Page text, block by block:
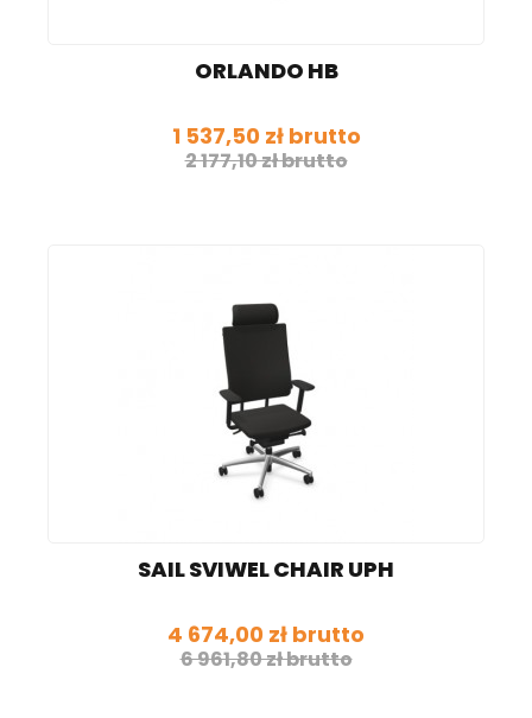
ORLANDO HB
1 537,50 zł brutto
2 177,10 zł brutto
SAIL SVIWEL CHAIR UPH
4 674,00 zł brutto
6 961,80 zł brutto